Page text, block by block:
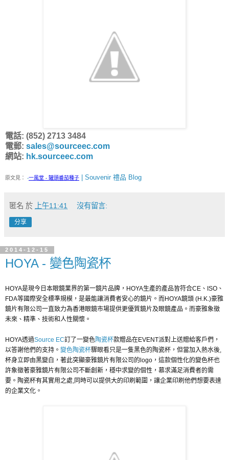
電話: (852) 2713 3484
電郵: sales@sourceec.com
網站: hk.sourceec.com
原文見： -一風堂 - 罐頭番茄種子 | Souvenir 禮品 Blog
匿名 於 上午11:41 沒有留言:
分享
2014-12-15
HOYA - 變色陶瓷杯
HOYA是現今日本眼鏡業界的第一鏡片品牌，HOYA生產的產品皆符合CE、ISO、
FDA等國際安全標準規模，是最能讓消費者安心的鏡片。而HOYA鏡頭 (H.K.)豪雅
鏡片有限公司一直致力為香港眼鏡市場提供更優質鏡片及眼鏡產品。而豪雅象徵
未來、精準、技術和人性關懷。
HOYA透過Source EC訂了一變色陶瓷杯款贈品在EVENT派對上送贈給客戶們，
以答謝他們的支持。 變色陶瓷杯驟眼看只是一隻黑色的陶瓷杯，但當加入熱水後,
杯身立即由黑變白，著此突顯豪雅鏡片有限公司的logo，這款個性化的變色杯也
許象徵著豪雅鏡片有限公司不斷創新，穩中求變的個性，慕求滿足消費者的需
要。陶瓷杯有其實用之處,同時可以提供大的印刷範圍，讓企業印刷他們想要表達
的企業文化。